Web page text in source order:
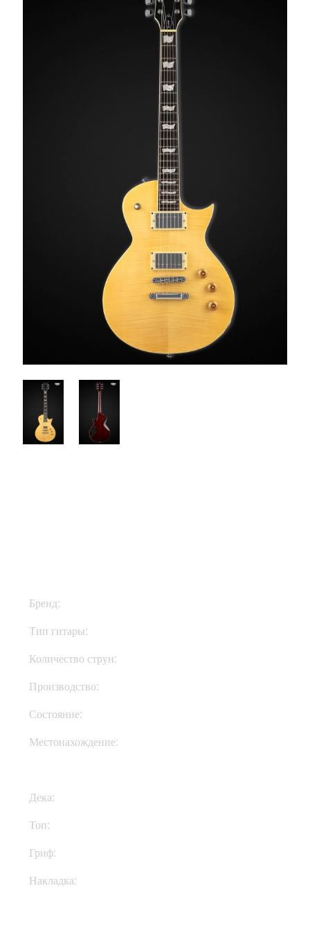
Бренд:
Тип гитары:
Количество струн:
Производство:
Состояние:
Местонахождение:
Дека:
Топ:
Гриф:
Накладка: